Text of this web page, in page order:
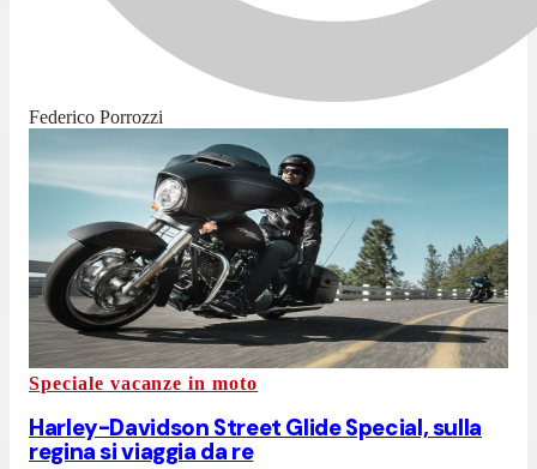
Federico Porrozzi
Speciale vacanze in moto
Harley-Davidson Street Glide Special, sulla
regina si viaggia da re